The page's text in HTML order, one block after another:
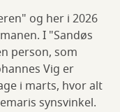
og her i 2026
I "Sandøs
person, som
Vig er
i marts, hvor alt
synsvinkel.